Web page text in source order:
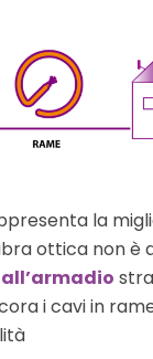
la
ottica non è
i cavi in